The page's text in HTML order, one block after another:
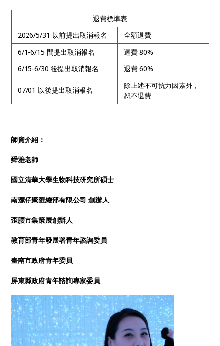
退費標準表
2026/5/31 以前提出取消報名
全額退費
6/1-6/15 間提出取消報名
退費 80%
6/15-6/30 後提出取消報名
退費 60%
07/01 以後提出取消報名
除上述不可抗力因素外，
恕不退費
師資介紹：
舜雅老師
國立清華大學生物科技研究所碩士
南漂仔聚匯總部有限公司 創辦人
歪腰市集策展創辦人
教育部青年發展署青年諮詢委員
臺南市政府青年委員
屏東縣政府青年諮詢專家委員